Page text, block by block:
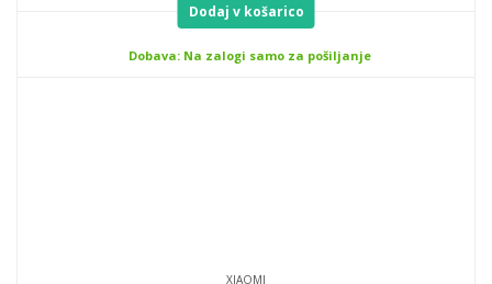
Dodaj v košarico
Dobava: Na zalogi samo za pošiljanje
XIAOMI